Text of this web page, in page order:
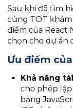
Sau khi đã tìm
cùng TOT
điểm của React
chọn cho dự án
Ưu điểm
Khả năng
cho phép
bằng